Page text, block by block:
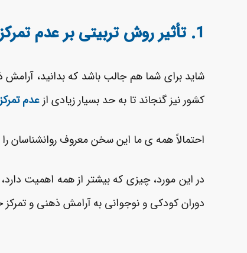
1. تأثیر روش تربیتی بر عدم
شاید برای شما هم جالب باشد که بدانید،
کشور نیز گنجاند تا به حد بسیار زیادی از عدم تمرکز
احتمالاً همه­ ی ما این سخن معروف روانشناسان را
در این مورد، چیزی که بیشتر از همه اهمیت
دوران کودکی و نوجوانی به آرامش ذهنی و تمرکز